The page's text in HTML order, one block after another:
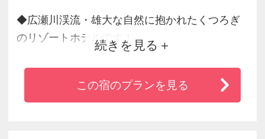
◆広瀬川渓流・雄大な自然に抱かれたくつろぎ
のリゾートホテルです！
◆好評！和洋中豪華バイキング仙台名物牛タン
焼きや大人気のマグロの解体ショー！
◆大浴場・露天風呂『じゃぶ～ん』や作並の自
続きを見る
この宿のプランを見る